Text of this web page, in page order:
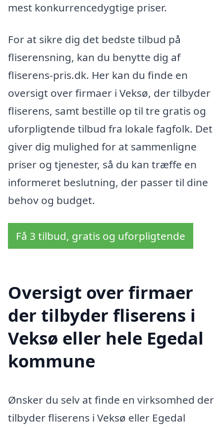
mest konkurrencedygtige priser.
For at sikre dig det bedste tilbud på
fliserensning, kan du benytte dig af
fliserens-pris.dk. Her kan du finde en
oversigt over firmaer i Veksø, der tilbyder
fliserens, samt bestille op til tre gratis og
uforpligtende tilbud fra lokale fagfolk. Det
giver dig mulighed for at sammenligne
priser og tjenester, så du kan træffe en
informeret beslutning, der passer til dine
behov og budget.
Få 3 tilbud, gratis og uforpligtende
Oversigt over firmaer
der tilbyder fliserens i
Veksø eller hele Egedal
kommune
Ønsker du selv at finde en virksomhed der
tilbyder fliserens i Veksø eller Egedal